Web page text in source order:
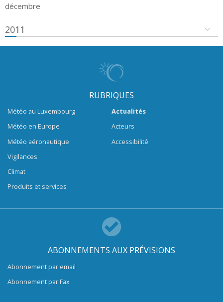
décembre
2011
RUBRIQUES
Météo au Luxembourg
Météo en Europe
Météo aéronautique
Vigilances
Climat
Produits et services
Actualités
Acteurs
Accessibilité
ABONNEMENTS AUX PRÉVISIONS
Abonnement par email
Abonnement par Fax